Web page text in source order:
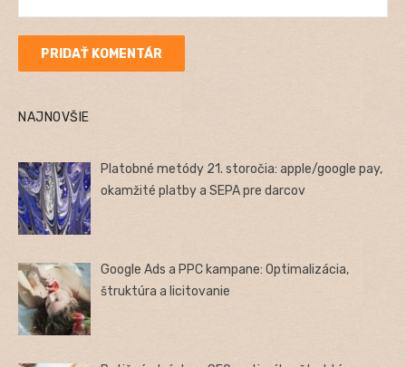
NAJNOVŠIE
Platobné metódy 21. storočia: apple/google pay,
okamžité platby a SEPA pre darcov
Google Ads a PPC kampane: Optimalizácia,
štruktúra a licitovanie